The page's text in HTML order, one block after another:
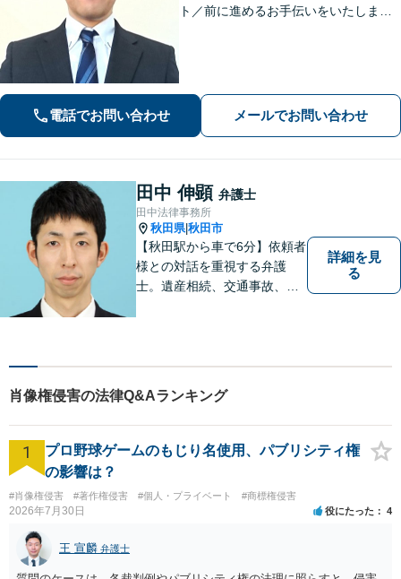
ト／前に進めるお手伝いをいたしま
電話でお問い合わせ メールでお問い合わせ
田中 伸顕 弁護士
田中法律事務所
秋田県|秋田市
【秋田駅から車で6分】依頼者
様との対話を重視する弁護
士。遺産相続、交通事故、離
りごとがあれば、お一人で抱
ださい！【駐車場あり】
詳細を見
る
肖像権侵害の法律Q&Aランキング
1
プロ野球ゲームのもじり名使用、パブリシティ権
の影響は？
#肖像権侵害 #著作権侵害 #個人・プライベート #商標権侵害
2026年7月30日 役にたった 4
王 宣麟 弁護士